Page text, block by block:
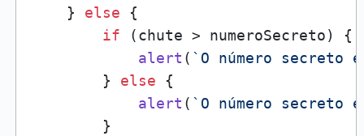
    }
else {
if (chute > numeroSecreto) {
alert ( `O número secreto
        }
else {
alert ( `O número secreto
        }